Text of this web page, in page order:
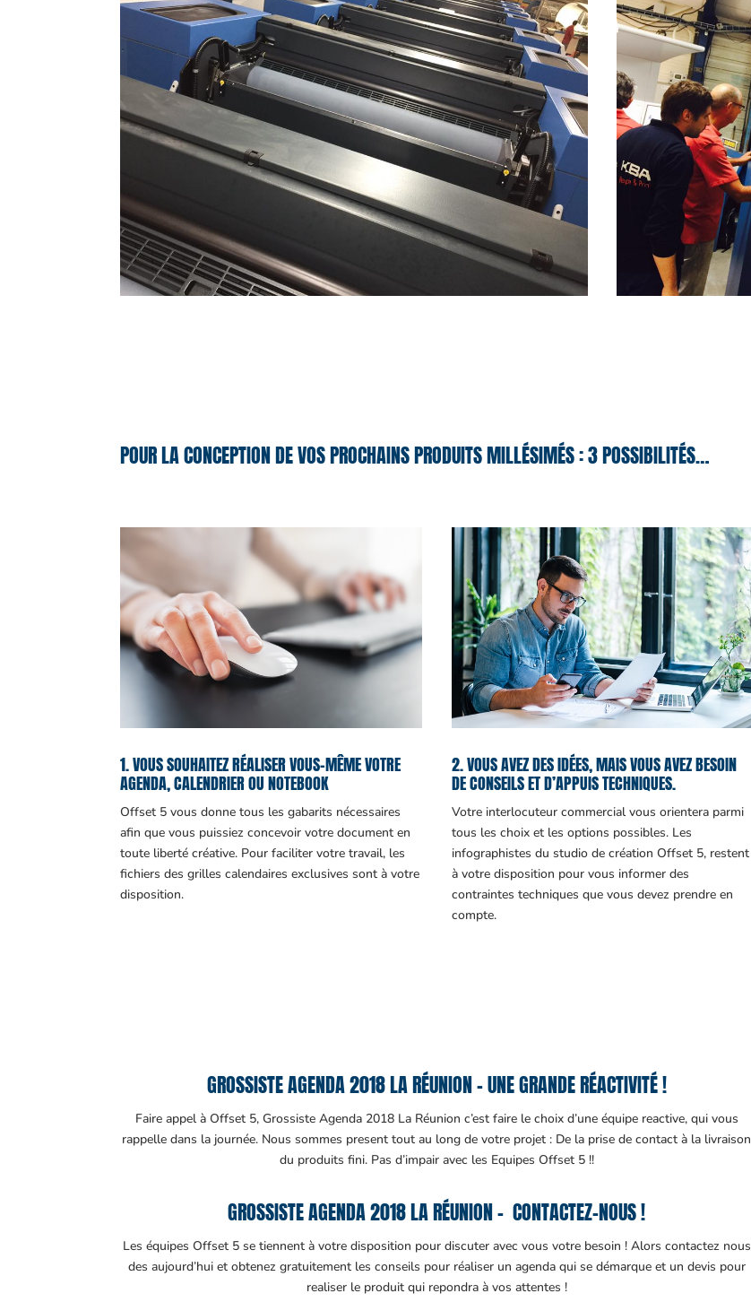
POUR LA CONCEPTION DE VOS PROCHAINS PRODUITS MILLÉSIMÉS : 3 POSSIBILITÉS…
1. VOUS SOUHAITEZ RÉALISER VOUS-MÊME VOTRE
AGENDA, CALENDRIER OU NOTEBOOK
Offset 5 vous donne tous les gabarits nécessaires
afin que vous puissiez concevoir votre document en
toute liberté créative. Pour faciliter votre travail, les
fichiers des grilles calendaires exclusives sont à votre
disposition.
2. VOUS AVEZ DES IDÉES, MAIS VOUS AVEZ BESOIN
DE CONSEILS ET D’APPUIS TECHNIQUES.
Votre interlocuteur commercial vous orientera parmi
tous les choix et les options possibles. Les
infographistes du studio de création Offset 5, restent
à votre disposition pour vous informer des
contraintes techniques que vous devez prendre en
compte.
GROSSISTE AGENDA 2018 LA RÉUNION – UNE GRANDE RÉACTIVITÉ !
Faire appel à Offset 5, Grossiste Agenda 2018 La Réunion c’est faire le choix d’une équipe reactive, qui vous
rappelle dans la journée. Nous sommes present tout au long de votre projet : De la prise de contact à la livraison
du produits fini. Pas d’impair avec les Equipes Offset 5 !!
GROSSISTE AGENDA 2018 LA RÉUNION – CONTACTEZ-NOUS !
Les équipes Offset 5 se tiennent à votre disposition pour discuter avec vous votre besoin ! Alors contactez nous
des aujourd’hui et obtenez gratuitement les conseils pour réaliser un agenda qui se démarque et un devis pour
realiser le produit qui repondra à vos attentes !